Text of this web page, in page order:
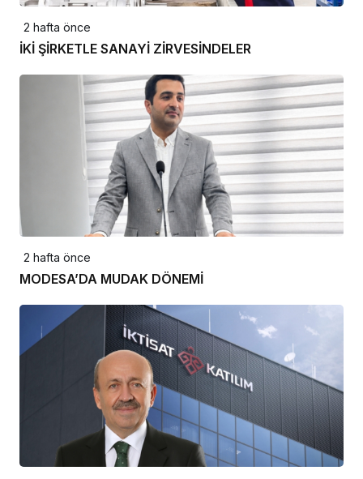
2 hafta önce
İKİ ŞİRKETLE SANAYİ ZİRVESİNDELER
2 hafta önce
MODESA’DA MUDAK DÖNEMİ